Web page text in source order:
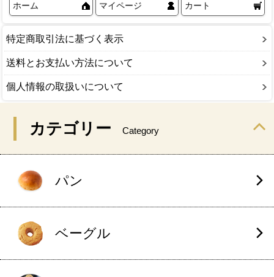
ホーム マイページ カート
特定商取引法に基づく表示
送料とお支払い方法について
個人情報の取扱いについて
カテゴリー Category
パン
ベーグル